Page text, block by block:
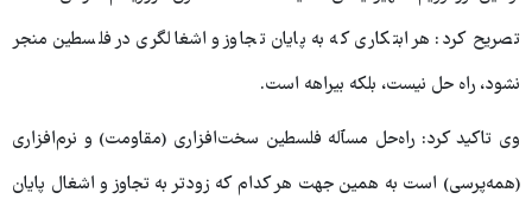
تصریح کرد: هر ابتکاری که به پایان تجاوز و اشغالگری در فلسطین منجر
نشود، راه حل نیست، بلکه بیراهه است.
وی تاکید کرد: راه‌حل مسٱله فلسطین سخت‌افزاری (مقاومت) و نرم‌افزاری
(همه‌پرسی) است به همین جهت هر کدام که زودتر به تجاوز و اشغال پایان